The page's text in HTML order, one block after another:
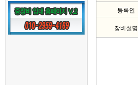
등록인
장비설명